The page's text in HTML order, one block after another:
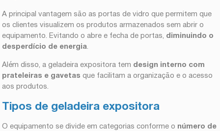
A principal vantagem são as portas de vidro que permitem que
os clientes visualizem os produtos armazenados sem abrir o
equipamento. Evitando o abre e fecha de portas, diminuindo o
desperdício de energia.
Além disso, a geladeira expositora tem design interno com
prateleiras e gavetas que facilitam a organização e o acesso
aos produtos.
Tipos de geladeira expositora
O equipamento se divide em categorias conforme o número de